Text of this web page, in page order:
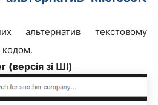
альтернатив текстовому
кодом.
зі ШІ)